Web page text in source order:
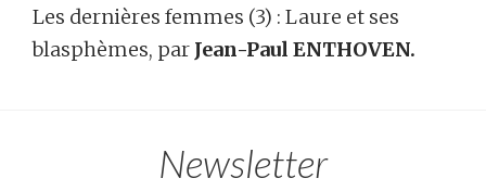
Les dernières femmes (3) : Laure et ses
blasphèmes, par Jean-Paul ENTHOVEN.
Newsletter